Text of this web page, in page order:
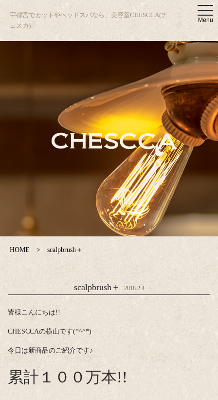
t
o
g
e
n
a
g
a
i
o
n
Menu
宇都宮でカットやヘッドスパなら、美容室CHESCCA(チ
ェスカ)
HOME scalpbrush＋
scalpbrush＋ 2018.2.4
皆様こんにちは!!
CHESCCAの横山です(*^^*)
今日は新商品のご紹介です♪
累計１００万本!!